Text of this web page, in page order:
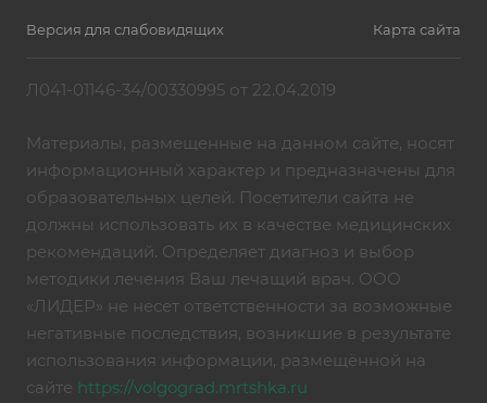
Версия для слабовидящих Карта сайта
Л041-01146-34/00330995 от 22.04.2019
Материалы, размещенные на данном сайте, носят
информационный характер и предназначены для
образовательных целей. Посетители сайта не
должны использовать их в качестве медицинских
рекомендаций. Определяет диагноз и выбор
методики лечения Ваш лечащий врач. ООО
«ЛИДЕР» не несет ответственности за возможные
негативные последствия, возникшие в результате
использования информации, размещённой на
сайте https://volgograd.mrtshka.ru